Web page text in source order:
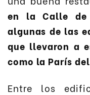
en la Calle de
algunas de las
que llevaron a
como la París
Entre los